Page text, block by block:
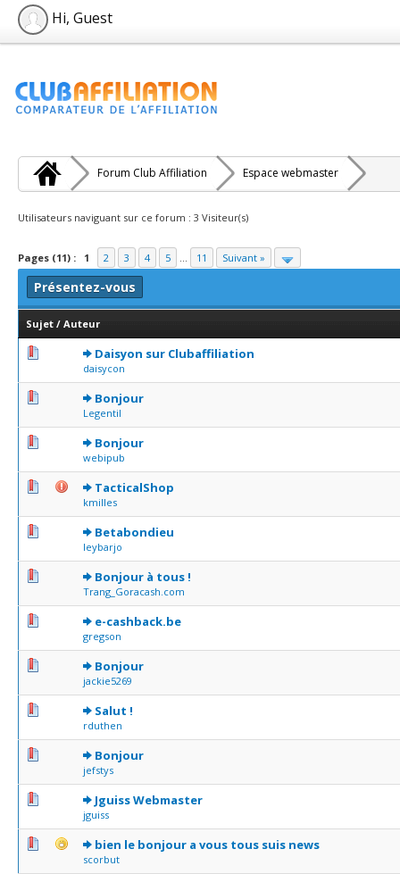
Hi, Guest
Forum Club Affiliation Espace webmaster
Utilisateurs naviguant sur ce forum : 3 Visiteur(s)
Pages (11) : 1 2 3 4 5 ... 11 Suivant »
Présentez-vous
Sujet / Auteur
Daisyon sur Clubaffiliation
daisycon
0 Votes - 0 sur 5 en moyenne
12 345
Bonjour
Legentil
0 Votes - 0 sur 5 en moyenne
12
Bonjour
webipub
0 Votes - 0 sur 5 en moyenne
12
TacticalShop
kmilles
0 Votes - 0 sur 5 en moyenne
12345
Betabondieu
leybarjo
0 Votes - 0 sur 5 en moyenne
12345
Bonjour à tous !
Trang_Goracash.com
0 Votes - 0 sur 5 en moyenne
12 3 45
e-cashback.be
gregson
0 Votes - 0 sur 5 en moyenne
12345
Bonjour
jackie5269
0 Votes - 0 sur 5 en moyenne
12
Salut !
rduthen
0 Votes - 0 sur 5 en moyenne
1
Bonjour
jefstys
1 Votes - 4 sur 5 en moyenne
12
Jguiss Webmaster
jguiss
1 Votes - 5 sur 5 en moyenne
12345
bien le bonjour a vous tous suis news
scorbut
0 Votes - 0 sur 5 en moyenne
1 2345